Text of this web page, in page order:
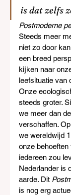
is dat zelfs
Postmoderne
Steeds meer
niet zo door
een breed
kijken naar
leefsituatie van
Onze
steeds groter.
we meer dan
verschaffen.
we wereldwijd
onze behoeften
iedereen zou
Nederlander is
aarde. Dit
is nog erg